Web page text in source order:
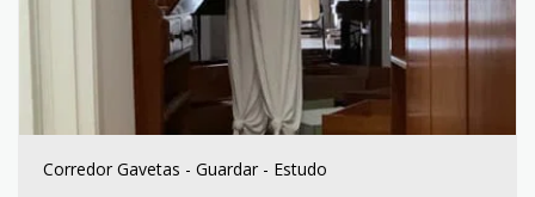
Corredor Gavetas - Guardar - Estudo